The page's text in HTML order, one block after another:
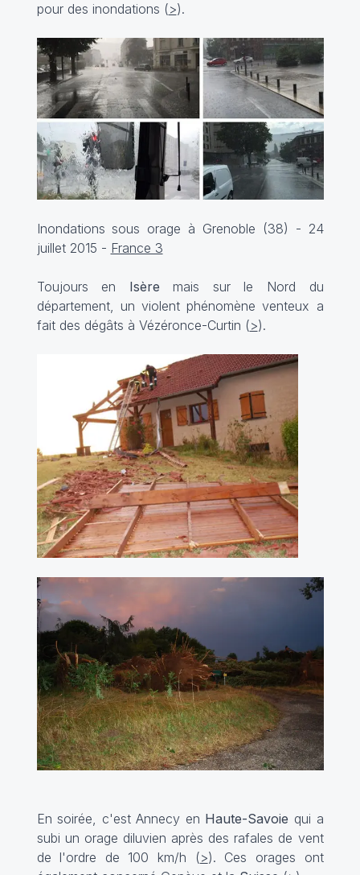
pour des inondations (>).
Inondations sous orage à Grenoble (38) - 24
juillet 2015 - France 3
Toujours en Isère mais sur le Nord du
département, un violent phénomène venteux a
fait des dégâts à Vézéronce-Curtin (>).
En soirée, c'est Annecy en Haute-Savoie qui a
subi un orage diluvien après des rafales de vent
de l'ordre de 100 km/h (>). Ces orages ont